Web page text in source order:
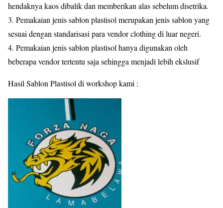
hendaknya kaos dibalik dan memberikan alas sebelum disetrika.
3. Pemakaian jenis sablon plastisol merupakan jenis sablon yang
sesuai dengan standarisasi para vendor clothing di luar negeri.
4. Pemakaian jenis sablon plastisol hanya digunakan oleh
beberapa vendor tertentu saja sehingga menjadi lebih ekslusif
Hasil Sablon Plastisol di workshop kami :